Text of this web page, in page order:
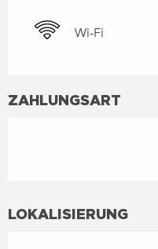
Wi-Fi
ZAHLUNGSART
LOKALISIERUNG